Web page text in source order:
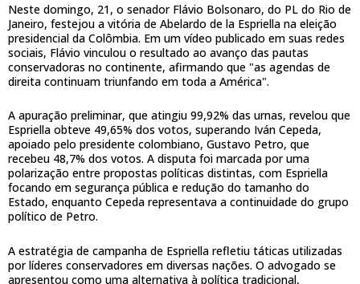
Neste domingo, 21, o senador Flávio Bolsonaro, do PL do Rio de
Janeiro, festejou a vitória de Abelardo de la Espriella na eleição
presidencial da Colômbia. Em um vídeo publicado em suas redes
sociais, Flávio vinculou o resultado ao avanço das pautas
conservadoras no continente, afirmando que "as agendas de
direita continuam triunfando em toda a América".
A apuração preliminar, que atingiu 99,92% das urnas, revelou que
Espriella obteve 49,65% dos votos, superando Iván Cepeda,
apoiado pelo presidente colombiano, Gustavo Petro, que
recebeu 48,7% dos votos. A disputa foi marcada por uma
polarização entre propostas políticas distintas, com Espriella
focando em segurança pública e redução do tamanho do
Estado, enquanto Cepeda representava a continuidade do grupo
político de Petro.
A estratégia de campanha de Espriella refletiu táticas utilizadas
por líderes conservadores em diversas nações. O advogado se
apresentou como uma alternativa à política tradicional,